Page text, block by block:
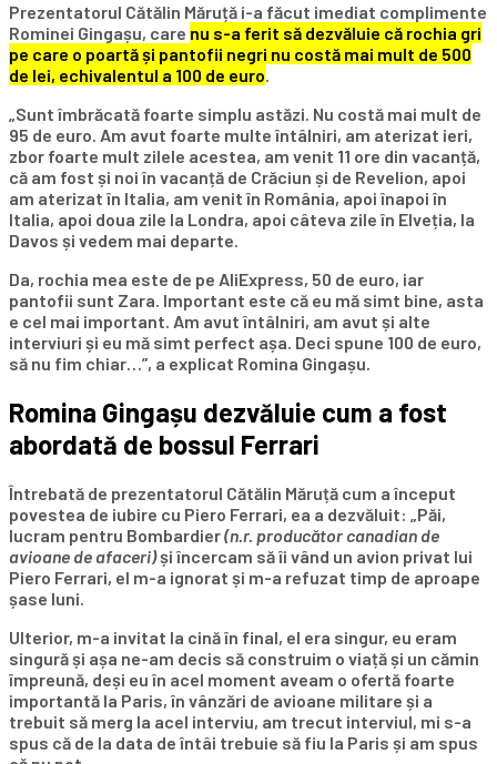
Prezentatorul Cătălin Măruță i-a făcut imediat complimente
Rominei Gingașu, care nu s-a ferit să dezvăluie că rochia gri
pe care o poartă și pantofii negri nu costă mai mult de 500
de lei, echivalentul a 100 de euro.
„Sunt îmbrăcată foarte simplu astăzi. Nu costă mai mult de
95 de euro. Am avut foarte multe întâlniri, am aterizat ieri,
zbor foarte mult zilele acestea, am venit 11 ore din vacanță,
că am fost și noi în vacanță de Crăciun și de Revelion, apoi
am aterizat în Italia, am venit în România, apoi înapoi în
Italia, apoi doua zile la Londra, apoi câteva zile în Elveția, la
Davos și vedem mai departe.
Da, rochia mea este de pe AliExpress, 50 de euro, iar
pantofii sunt Zara. Important este că eu mă simt bine, asta
e cel mai important. Am avut întâlniri, am avut și alte
interviuri și eu mă simt perfect așa. Deci spune 100 de euro,
să nu fim chiar…”, a explicat Romina Gingașu.
Romina Gingașu dezvăluie cum a fost
abordată de bossul Ferrari
Întrebată de prezentatorul Cătălin Măruță cum a început
povestea de iubire cu Piero Ferrari, ea a dezvăluit: „Păi,
lucram pentru Bombardier(n.r. producător canadian de
avioane de afaceri)și încercam să îi vând un avion privat lui
Piero Ferrari, el m-a ignorat și m-a refuzat timp de aproape
șase luni.
Ulterior, m-a invitat la cină în final, el era singur, eu eram
singură și așa ne-am decis să construim o viață și un cămin
împreună, deși eu în acel moment aveam o ofertă foarte
importantă la Paris, în vânzări de avioane militare și a
trebuit să merg la acel interviu, am trecut interviul, mi s-a
spus că de la data de întâi trebuie să fiu la Paris și am spus